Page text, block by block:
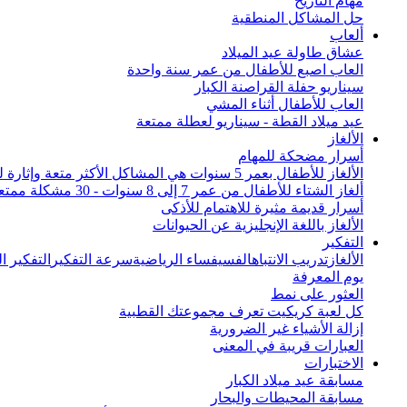
حل المشاكل المنطقية
ألعاب
عشاق طاولة عيد الميلاد
العاب اصبع للأطفال من عمر سنة واحدة
سيناريو حفلة القراصنة الكبار
العاب للأطفال أثناء المشي
عيد ميلاد القطة - سيناريو لعطلة ممتعة
الألغاز
أسرار مضحكة للمهام
الألغاز للأطفال بعمر 5 سنوات هي المشاكل الأكثر متعة وإثارة للاهتمام من جميع أنحاء العالم
ألغاز الشتاء للأطفال من عمر 7 إلى 8 سنوات - 30 مشكلة ممتعة
أسرار قديمة مثيرة للاهتمام للأذكى
الألغاز باللغة الإنجليزية عن الحيوانات
التفكير
الألغاز تدريب الانتباهالفسيفساء الرياضيةسرعة التفكير
يوم المعرفة
العثور على نمط
كل لعبة كريكيت تعرف مجموعتك القطبية
إزالة الأشياء غير الضرورية
العبارات قريبة في المعنى
الاختبارات
مسابقة عيد ميلاد الكبار
مسابقة المحيطات والبحار